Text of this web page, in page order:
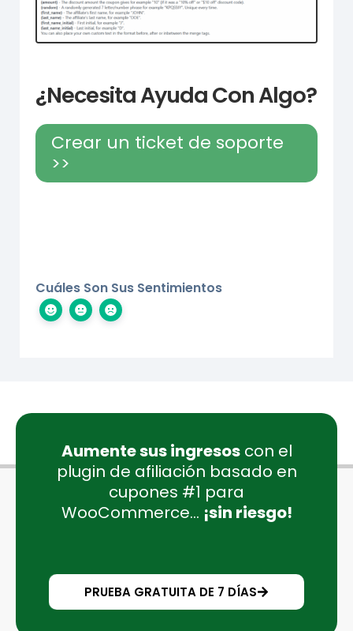
¿Necesita Ayuda Con Algo?
Crear un ticket de soporte
>>
Cuáles Son Sus Sentimientos
Aumente sus ingresoscon el
plugin de afiliación basado en
cupones #1 para
WooCommerce... ¡sin riesgo!
PRUEBA GRATUITA DE 7 DÍAS